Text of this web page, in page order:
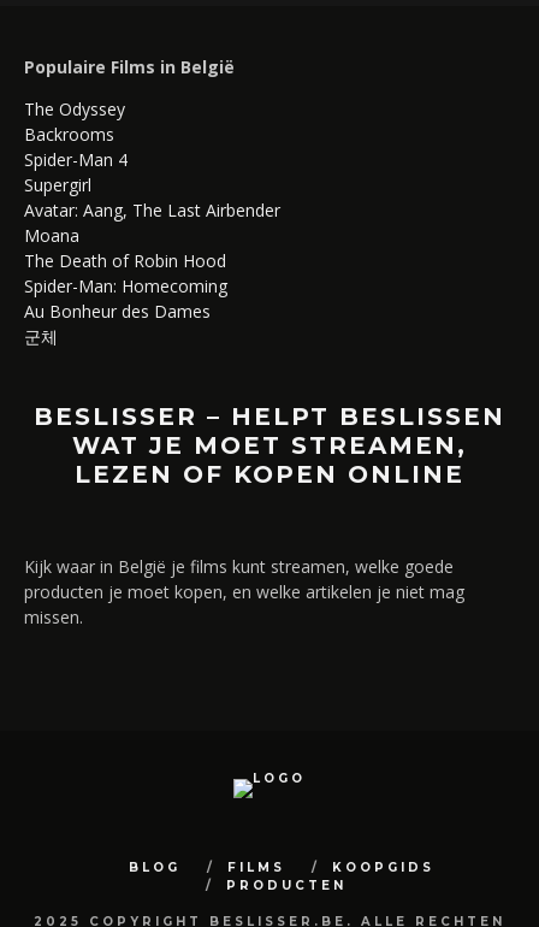
Populaire Films in België
The Odyssey
Backrooms
Spider-Man 4
Supergirl
Avatar: Aang, The Last Airbender
Moana
The Death of Robin Hood
Spider-Man: Homecoming
Au Bonheur des Dames
군체
BESLISSER – HELPT BESLISSEN
WAT JE MOET STREAMEN,
LEZEN OF KOPEN ONLINE
Kijk waar in België je films kunt streamen, welke goede
producten je moet kopen, en welke artikelen je niet mag
missen.
BLOG FILMS
KOOPGIDS
PRODUCTEN
2025 COPYRIGHT BESLISSER.BE. ALLE RECHTEN